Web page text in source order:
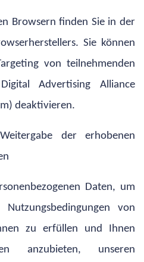
Browsern finden Sie in der
Sie können
von teilnehmenden
Advertising Alliance
deaktivieren.
der erhobenen
Daten, um
von
zu erfüllen und Ihnen
anzubieten, unseren